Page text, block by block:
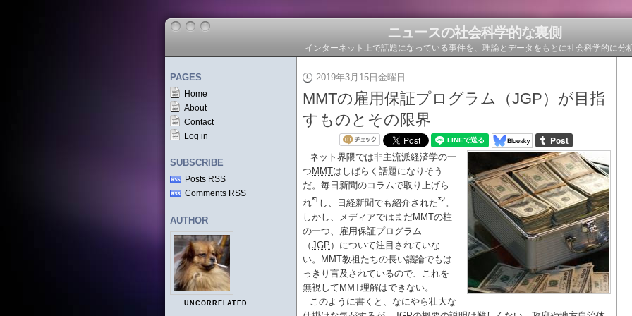
ニュースの社会科学的な裏側
インターネット上で話題になっている事件を、理論とデータをもとに社会科学的に分
PAGES
Home
About
Contact
Log in
SUBSCRIBE
Posts RSS
Comments RSS
AUTHOR
UNCORRELATED
2019年3月15日金曜日
MMTの雇用保証プログラム（JGP）が目指
すものとその限界
ネット界隈では非主流派経済学の一
つ MMTはしばらく話題になりそう
だ。毎日新聞のコラムで取り上げら
れ*1 し、日経新聞でも紹介された*2。
しかし、メディアではまだMMTの柱
の一つ、雇用保証プログラム
（JGP ）について注目されていな
い。MMT教祖たちの長い議論でもは
っきり言及されているので、これを
無視してMMT理解はできない。
このように書くと、なにやら壮大な